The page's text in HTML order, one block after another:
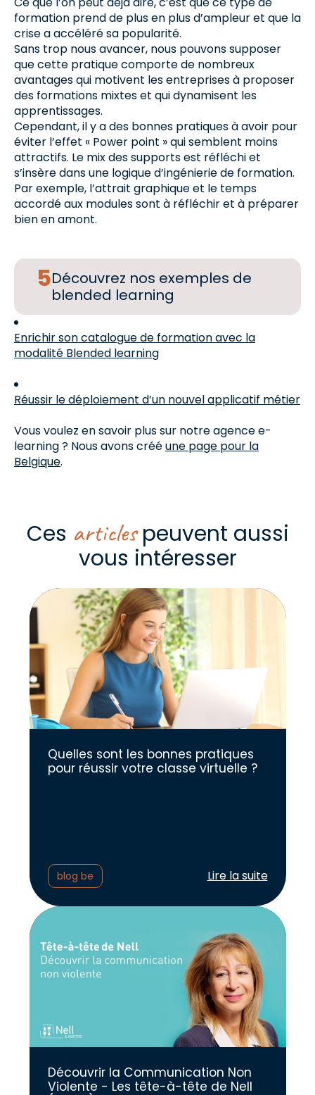
formation prend de plus en plus d’ampleur et que la
crise a accéléré sa popularité.
Sans trop nous avancer, nous pouvons supposer
que cette pratique comporte de nombreux
avantages qui motivent les entreprises à proposer
des formations mixtes et qui dynamisent les
apprentissages.
Cependant, il y a des bonnes pratiques à avoir pour
éviter l’effet « Power point » qui semblent moins
attractifs. Le mix des supports est réfléchi et
s’insère dans une logique d’ingénierie de formation.
Par exemple, l’attrait graphique et le temps
accordé aux modules sont à réfléchir et à préparer
bien en amont.
Découvrez nos exemples de
blended learning
Enrichir son catalogue de formation avec la
modalité Blended learning
Réussir le déploiement d’un nouvel applicatif métier
Vous voulez en savoir plus sur notre agence e-
learning ? Nous avons crééune page pour la
Belgique.
Ces articlespeuvent aussi
vous intéresser
Quelles sont les bonnes pratiques
pour réussir votre classe virtuelle ?
blog be Lire l'article :
Lire la suite
Découvrir la Communication Non
Violente - Les tête-à-tête de Nell